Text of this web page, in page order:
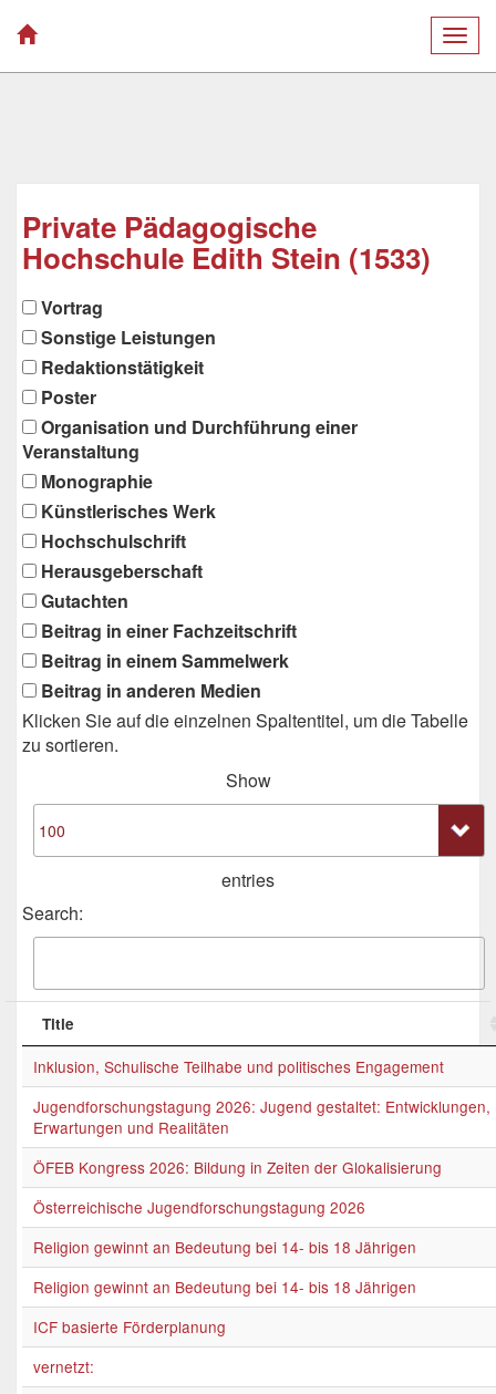
Private Pädagogische
Hochschule Edith Stein (1533)
Vortrag
Sonstige Leistungen
Redaktionstätigkeit
Poster
Organisation und Durchführung einer
Veranstaltung
Monographie
Künstlerisches Werk
Hochschulschrift
Herausgeberschaft
Gutachten
Beitrag in einer Fachzeitschrift
Beitrag in einem Sammelwerk
Beitrag in anderen Medien
Klicken Sie auf die einzelnen Spaltentitel, um die Tabelle
zu sortieren.
Show
entries
Search:
Title
Inklusion, Schulische Teilhabe und politisches Engagement
Jugendforschungstagung 2026: Jugend gestaltet: Entwicklungen,
Erwartungen und Realitäten
ÖFEB Kongress 2026: Bildung in Zeiten der Glokalisierung
Österreichische Jugendforschungstagung 2026
Religion gewinnt an Bedeutung bei 14- bis 18 Jährigen
Religion gewinnt an Bedeutung bei 14- bis 18 Jährigen
ICF basierte Förderplanung
vernetzt: